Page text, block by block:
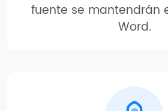
fuente se mantendrán
Word.